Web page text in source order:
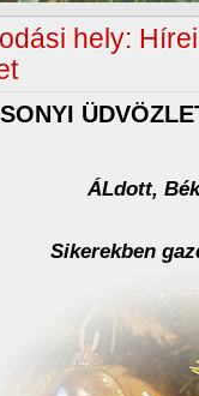
hely:
ÁLdott,
Sikerekben